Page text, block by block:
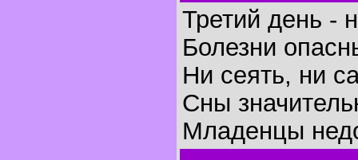
Третий день -
Болезни
Ни сеять, ни
Сны
Младенцы